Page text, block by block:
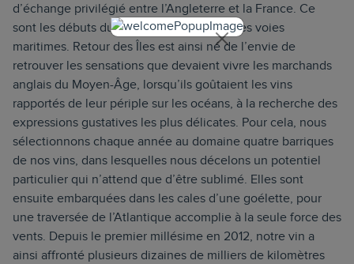
d’échange privilégié entre l’Angleterre et la France. Ce
sont les débuts du commerce du vin par les voies
maritimes. Retour des Îles est ainsi né de l’envie de
retrouver les sensations que devaient vivre les marchands
anglais du Moyen-Âge, lorsqu’ils goûtaient les vins
rapportés de leur périple sur les océans, à la recherche des
expressions gustatives les plus délicates. Pour cela, nous
sélectionnons chaque année au domaine quatre barriques
de nos vins, dans lesquelles nous décelons un potentiel
particulier qui n’attend que d’être sublimé. Elles sont
ensuite embarquées dans les cales d’une goélette, pour
une traversée de l’Atlantique accomplie à la seule force des
vents. Depuis le premier millésime en 2012, notre vin a
ainsi affronté plusieurs dizaines de milliers de kilomètres